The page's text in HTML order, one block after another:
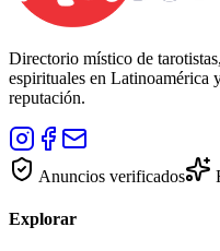
Directorio místico de
espirituales en Latinoamérica
reputación.
Anuncios verificados
Explorar